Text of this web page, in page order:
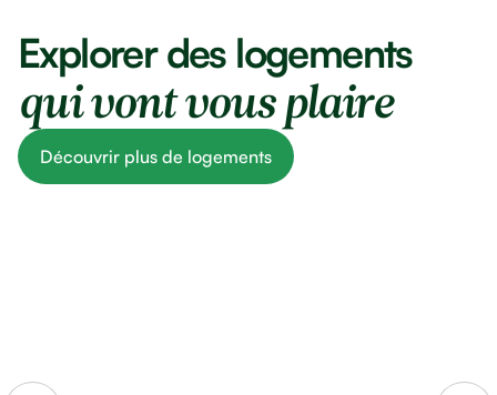
Explorer des logements
qui vont vous plaire
Découvrir plus de logements